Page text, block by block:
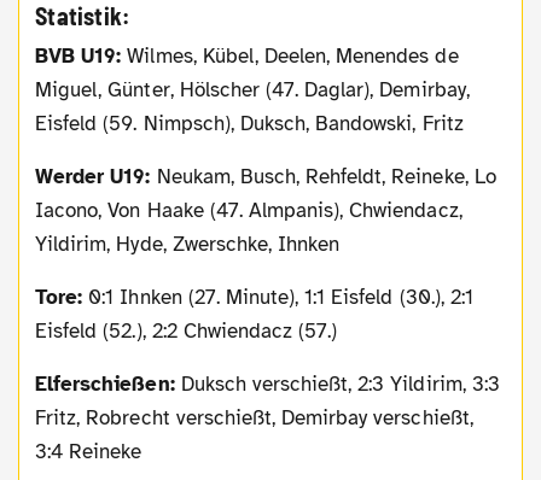
Statistik:
BVB U19: Wilmes, Kübel, Deelen, Menendes de
Miguel, Günter, Hölscher (47. Daglar), Demirbay,
Eisfeld (59. Nimpsch), Duksch, Bandowski, Fritz
Werder U19: Neukam, Busch, Rehfeldt, Reineke, Lo
Iacono, Von Haake (47. Almpanis), Chwiendacz,
Yildirim, Hyde, Zwerschke, Ihnken
Tore: 0:1 Ihnken (27. Minute), 1:1 Eisfeld (30.), 2:1
Eisfeld (52.), 2:2 Chwiendacz (57.)
Elferschießen:Duksch verschießt, 2:3 Yildirim, 3:3
Fritz, Robrecht verschießt, Demirbay verschießt,
3:4 Reineke